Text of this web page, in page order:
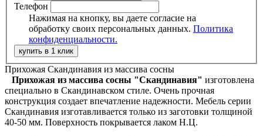
Телефон
Нажимая на кнопку, вы даете согласие на
обработку своих персональных данных. Политика
конфиденциальности.
Прихожая Скандинавия из массива сосны
Прихожая из массива сосны "Скандинавия" изготовлена
специально в Скандинавском стиле. Очень прочная
конструкция создает впечатление надежности. Мебель серии
Скандинавия изготавливается только из заготовки толщиной
40-50 мм. Поверхность покрывается лаком Н.Ц.